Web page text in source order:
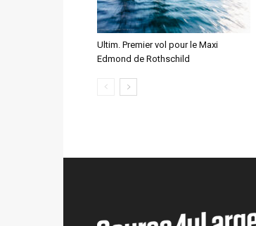
Ultim. Premier vol pour le Maxi
Edmond de Rothschild